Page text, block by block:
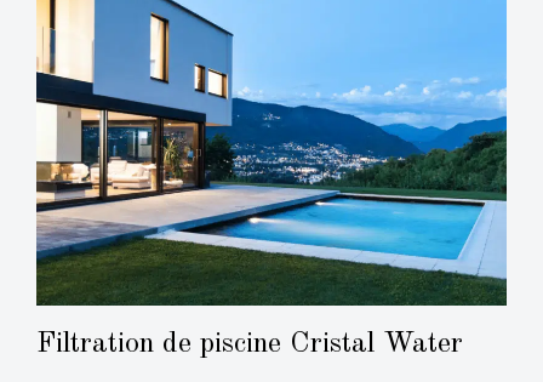
Filtration de piscine Cristal Water